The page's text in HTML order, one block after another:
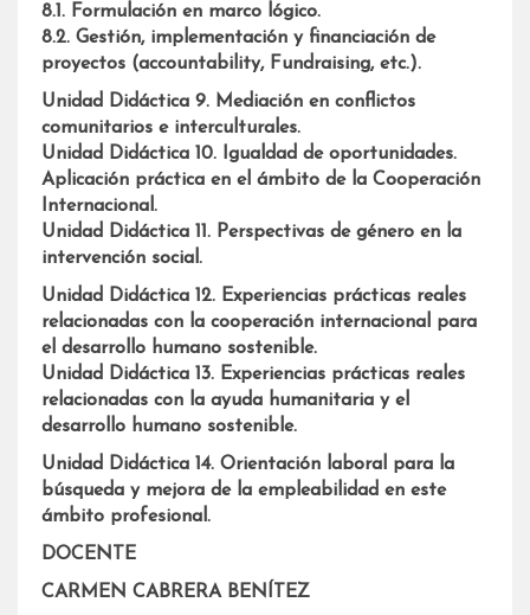
8.1. Formulación en marco lógico.
8.2. Gestión, implementación y financiación de
proyectos (accountability, Fundraising, etc.).
Unidad Didáctica 9. Mediación en conflictos
comunitarios e interculturales.
Unidad Didáctica 10. Igualdad de oportunidades.
Aplicación práctica en el ámbito de la Cooperación
Internacional.
Unidad Didáctica 11. Perspectivas de género en la
intervención social.
Unidad Didáctica 12. Experiencias prácticas reales
relacionadas con la cooperación internacional para
el desarrollo humano sostenible.
Unidad Didáctica 13. Experiencias prácticas reales
relacionadas con la ayuda humanitaria y el
desarrollo humano sostenible.
Unidad Didáctica 14. Orientación laboral para la
búsqueda y mejora de la empleabilidad en este
ámbito profesional.
DOCENTE
CARMEN CABRERA BENÍTEZ